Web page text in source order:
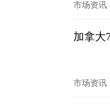
市场资讯
加拿大
市场资讯